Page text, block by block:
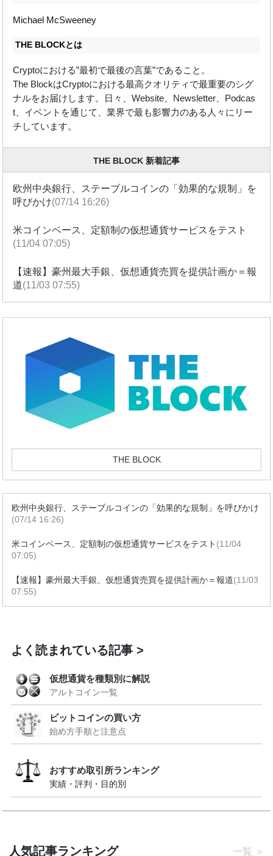
Michael McSweeney
THE BLOCKとは
Cryptoにおける”最初で最後の言葉”であること。
The BlockはCryptoにおける最高クオリティで最重要のシグ
ナルをお届けします。日々、Website、Newsletter、Podcas
t、イベントを通じて、業界で最も影響力のある人々にリー
チしています。
THE BLOCK 新着記事
欧州中央銀行、ステーブルコインの「効果的な規制」を
呼びかけ(07/14 16:26)
米コインベース、定額制の仮想通貨サービスをテスト
(11/04 07:05)
【速報】豪州最大手銀、仮想通貨売買を提供計画か＝報
道(11/03 07:55)
THE BLOCK
欧州中央銀行、ステーブルコインの「効果的な規制」を呼びかけ
(07/14 16:26)
米コインベース、定額制の仮想通貨サービスをテスト (11/04
07:05)
【速報】豪州最大手銀、仮想通貨売買を提供計画か＝報道(11/03
07:55)
よく読まれている記事
仮想通貨を種類別に解説
アルトコイン一覧
ビットコインの買い方
始め方手順と注意点
おすすめ取引所ランキング
実績・評判・目的別
人気記事ランキング 一覧